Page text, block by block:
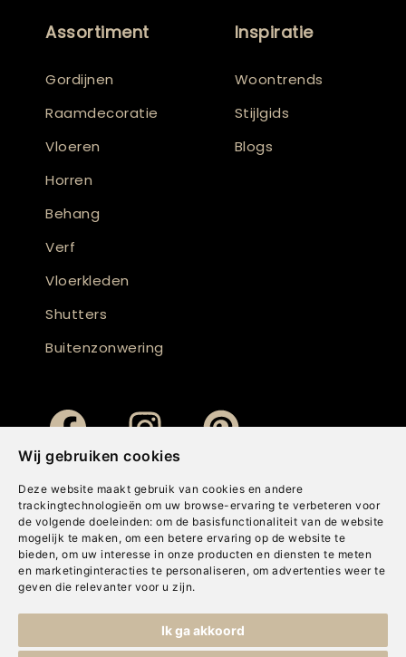
Wij gebruiken cookies
Deze website maakt gebruik van cookies en andere
trackingtechnologieën om uw browse-ervaring te verbeteren voor
de volgende doeleinden: om de basisfunctionaliteit van de website
mogelijk te maken , om een betere ervaring op de website te
bieden, om uw interesse in onze producten en diensten te meten
en marketinginteracties te personaliseren , om advertenties weer te
geven die relevanter voor u zijn.
Ik ga akkoord
Assortiment
Gordijnen
Raamdecoratie
Vloeren
Horren
Behang
Verf
Vloerkleden
Shutters
Buitenzonwering
Inspiratie
Woontrends
Stijlgids
Blogs
Cookies